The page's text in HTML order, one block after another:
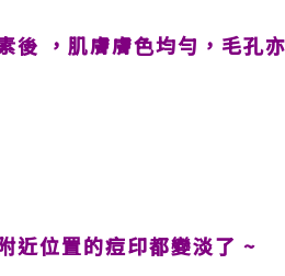
後 ，肌膚膚色均勻，毛孔
近位置的痘印都變淡了 ~